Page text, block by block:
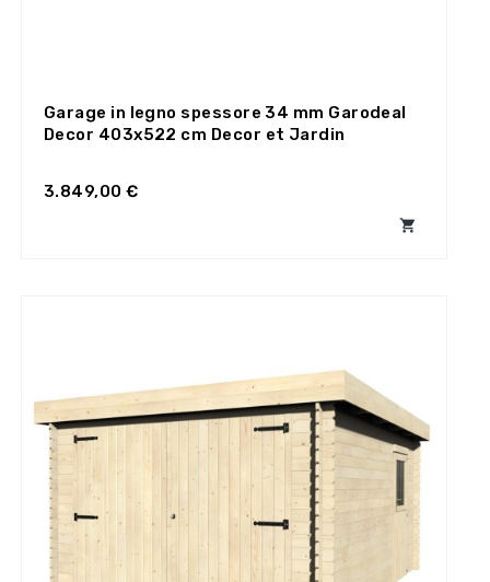
Garage in legno spessore 34 mm Garodeal
Decor 403x522 cm Decor et Jardin
3.849,00 €
